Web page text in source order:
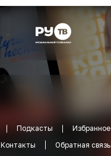
Подкасты Избранное
Контакты Обратная связь